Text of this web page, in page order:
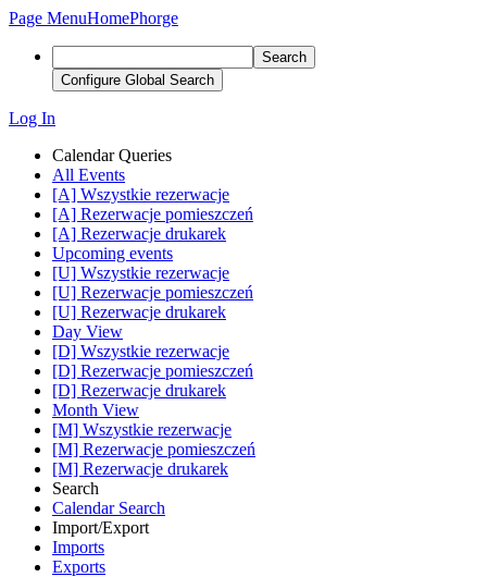
Page MenuHomePhorge
Search
Configure Global Search
Log In
Calendar Queries
All Events
[A] Wszystkie rezerwacje
[A] Rezerwacje pomieszczeń
[A] Rezerwacje drukarek
Upcoming events
[U] Wszystkie rezerwacje
[U] Rezerwacje pomieszczeń
[U] Rezerwacje drukarek
Day View
[D] Wszystkie rezerwacje
[D] Rezerwacje pomieszczeń
[D] Rezerwacje drukarek
Month View
[M] Wszystkie rezerwacje
[M] Rezerwacje pomieszczeń
[M] Rezerwacje drukarek
Search
Calendar Search
Import/Export
Imports
Exports